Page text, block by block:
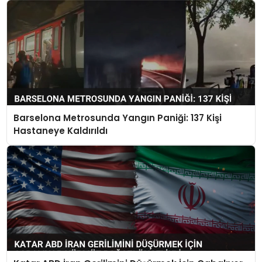
Barselona Metrosunda Yangın Paniği: 137 Kişi
Hastaneye Kaldırıldı